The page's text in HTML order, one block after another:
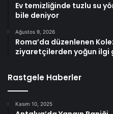
Ev temizliğinde tuzlu su
bile deniyor
Ağustos 9, 2026
Roma’da düzenlenen
ziyaretçilerden yoğun ilgi
Rastgele Haberler
Kasım 10, 2025